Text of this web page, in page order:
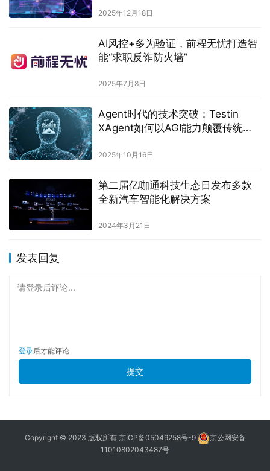
2025年12月18日
AI风控+多为验证，前程无忧打造智
能“求职反诈防火墙”
2025年7月8日
Agent时代的技术突破：Testin
XAgent如何以AGI能力颠覆传统软
2025年10月16日
第二届亿咖通科技生态日发布多款
全新汽车智能化解决方案
2024年3月21日
发表回复
请登录后评论...
登录后才能评论
提交
Copyright © 2023 版权所有 京ICP备05049258号-9
京公网安备
11010802043487号